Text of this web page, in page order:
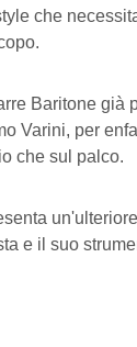
che
Baritone già
Varini, per
che sul palco.
e il suo